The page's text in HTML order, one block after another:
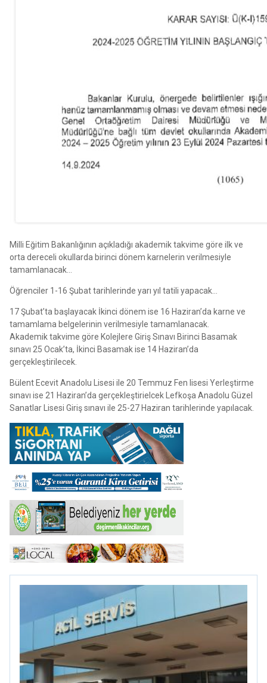
Milli Eğitim Bakanlığının açıkladığı akademik takvime göre ilk ve
orta dereceli okullarda birinci dönem karnelerin verilmesiyle
tamamlanacak…
Öğrenciler 1-16 Şubat tarihlerinde yarı yıl tatili yapacak…
17 Şubat’ta başlayacak İkinci dönem ise 16 Haziran’da karne ve
tamamlama belgelerinin verilmesiyle tamamlanacak.
Akademik takvime göre Kolejlere Giriş Sınavı Birinci Basamak
sınavı 25 Ocak’ta, İkinci Basamak ise 14 Haziran’da
gerçekleştirilecek.
Bülent Ecevit Anadolu Lisesi ile 20 Temmuz Fen lisesi Yerleştirme
sınavı ise 21 Haziran’da gerçekleştirielcek Lefkoşa Anadolu Güzel
Sanatlar Lisesi Giriş sınavı ile 25-27 Haziran tarihlerinde yapılacak.